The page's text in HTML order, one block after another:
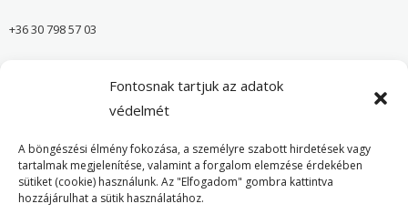
Fontosnak tartjuk az adatok
védelmét
A böngészési élmény fokozása, a személyre szabott hirdetések vagy
tartalmak megjelenítése, valamint a forgalom elemzése érdekében
sütiket (cookie) használunk. Az "Elfogadom" gombra kattintva
hozzájárulhat a sütik használatához.
+36 30 798 57 03
Önvédelmi Bolt – Főoldal